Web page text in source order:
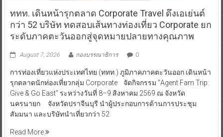
ททท. เดินหน้ารุกตลาด Corporate Travel ดึงเอเย่นต์
กว่า 52 บริษัท ทดสอบเส้นทางท่องเที่ยว Corporate ยก
ระดับภาคตะวันออกสู่จุดหมายปลายทางคุณภาพ
August 7, 2026 กองบรรณาธิการ 0
การท่องเที่ยวแห่งประเทศไทย (ททท.) ภูมิภาคภาคตะวันออก เดินหน้า
รุกตลาดนักท่องเที่ยวกลุ่ม Corporate จัดกิจกรรม “Agent Fam Trip:
Give & Go East” ระหว่างวันที่ 8–9 สิงหาคม 2569 ณ จังหวัด
นครนายก จังหวัดปราจีนบุรี นำผู้ประกอบการด้านการประชุม
สัมมนา และบริษัทนำเที่ยวกว่า 52
Read More